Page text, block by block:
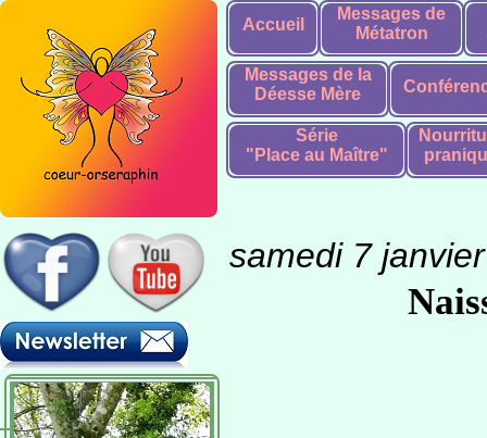
Accueil
Messages de
Métatron
Messages de la
Déesse Mère
Série
"Place au Maître"
samedi 7